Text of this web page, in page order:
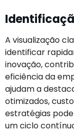
A visualização
identificar
inovação,
eficiência da
ajudam a
otimizados,
estratégias
um ciclo